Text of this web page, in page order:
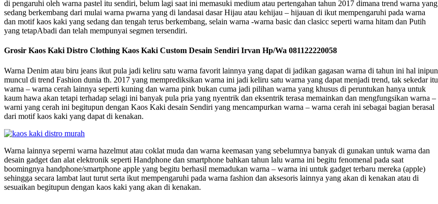
di pengaruhi oleh warna pastel itu sendiri, belum lagi saat ini memasuki medium atau pertengahan tahun 2017 dimana trend warna yang
sedang berkembang dari mulai warna pwarna yang di landasai dasar Hijau atau kehijau – hijauan di ikut mempengaruhi pada warna
dan motif kaos kaki yang sedang dan tengah terus berkembang, selain warna -warna basic dan clasicc seperti warna hitam dan Putih
yang tetapAbadi dan telah mempunyai segmen tersendiri.
Grosir Kaos Kaki Distro Clothing Kaos Kaki Custom Desain Sendiri Irvan Hp/Wa 081122220058
Warna Denim atau biru jeans ikut pula jadi keliru satu warna favorit lainnya yang dapat di jadikan gagasan warna di tahun ini hal inipun
muncul di trend Fashion dunia th. 2017 yang memprediksikan warna ini jadi keliru satu warna yang dapat menjadi trend, tak sekedar itu
warna – warna cerah lainnya seperti kuning dan warna pink bukan cuma jadi pilihan warna yang khusus di peruntukan hanya untuk
kaum hawa akan tetapi terhadap selagi ini banyak pula pria yang nyentrik dan eksentrik terasa memainkan dan mengfungsikan warna –
warni yang cerah ini begitupun dengan Kaos Kaki desain Sendiri yang mencampurkan warna – warna cerah ini sebagai bagian berasal
dari motif kaos kaki yang dapat di kenakan.
Warna lainnya seperni warna hazelmut atau coklat muda dan warna keemasan yang sebelumnya banyak di gunakan untuk warna dan
desain gadget dan alat elektronik seperti Handphone dan smartphone bahkan tahun lalu warna ini begitu fenomenal pada saat
boomingnya handphone/smartphone apple yang begitu berhasil memadukan warna – warna ini untuk gadget terbaru mereka (apple)
sehingga secara lambat laut turut serta ikut mempengaruhi pada warna fashion dan aksesoris lainnya yang akan di kenakan atau di
sesuaikan begitupun dengan kaos kaki yang akan di kenakan.